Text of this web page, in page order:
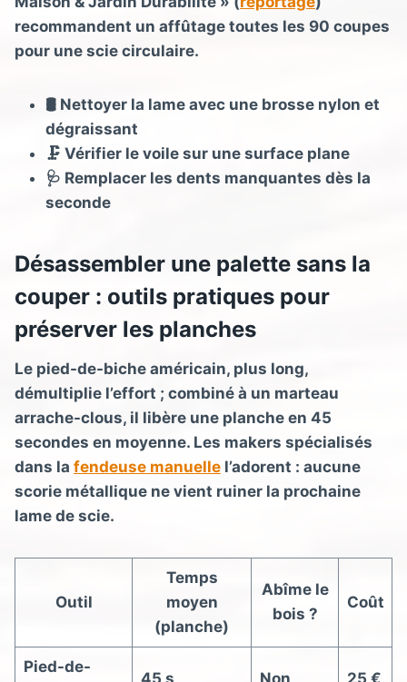
recommandent un affûtage toutes les 90 coupes
pour une scie circulaire.
🛢️ Nettoyer la lame avec une brosse nylon et
dégraissant
🗜️ Vérifier le voile sur une surface plane
🩺 Remplacer les dents manquantes dès la
seconde
Désassembler une palette sans la
couper : outils pratiques pour
préserver les planches
Le pied-de-biche américain, plus long,
démultiplie l’effort ; combiné à un marteau
arrache-clous, il libère une planche en 45
secondes en moyenne. Les makers spécialisés
dans la fendeuse manuelle l’adorent : aucune
scorie métallique ne vient ruiner la prochaine
lame de scie.
Outil
Temps
moyen
(planche)
Abîme le
bois ?
Coût
Pied-de-